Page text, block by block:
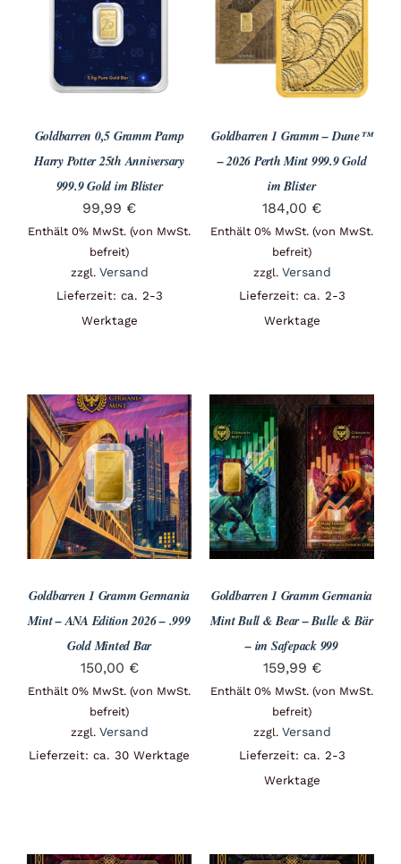
Angebote
Mein Konto
Goldbarren 0,5 Gramm Pamp
Harry Potter 25th Anniversary
999.9 Gold im Blister
99,99 €
Enthält 0% MwSt. (von MwSt.
befreit)
zzgl. Versand
Lieferzeit: ca. 2-3
Werktage
Goldbarren 1 Gramm – Dune™
– 2026 Perth Mint 999.9 Gold
im Blister
184,00 €
Enthält 0% MwSt. (von MwSt.
befreit)
zzgl. Versand
Lieferzeit: ca. 2-3
Werktage
Goldbarren 1 Gramm Germania
Mint – ANA Edition 2026 – .999
Gold Minted Bar
150,00 €
Enthält 0% MwSt. (von MwSt.
befreit)
zzgl. Versand
Lieferzeit: ca. 30 Werktage
Goldbarren 1 Gramm Germania
Mint Bull & Bear – Bulle & Bär
– im Safepack 999
159,99 €
Enthält 0% MwSt. (von MwSt.
befreit)
zzgl. Versand
Lieferzeit: ca. 2-3
Werktage